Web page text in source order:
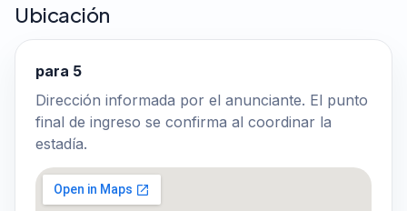
Ubicación
para 5
Dirección informada por el anunciante. El punto
final de ingreso se confirma al coordinar la
estadía.